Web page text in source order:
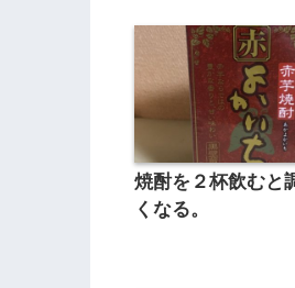
焼酎を２杯飲むと
くなる。